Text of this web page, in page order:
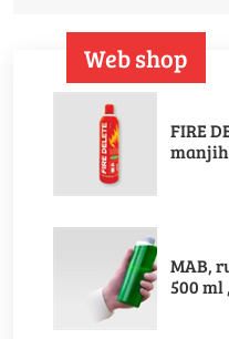
Web shop
FIRE
manjih
MAB,
500 ml